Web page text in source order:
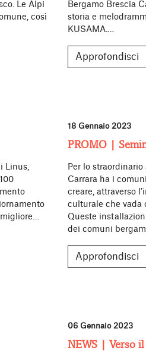
Le Alpi
così
Bergamo Brescia
storia e
KUSAMA.…
Approfondisci
Linus,
18 Gennaio 2023
PROMO |
Per lo
Carrara ha i
creare, attraverso
culturale che vada
Queste
dei comuni
Approfondisci
06 Gennaio 2023
NEWS | Verso il